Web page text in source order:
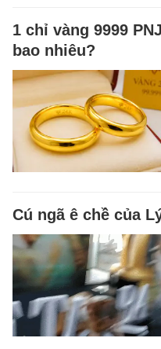
1 chỉ vàng 9999
bao nhiêu?
Cú ngã ê chề của